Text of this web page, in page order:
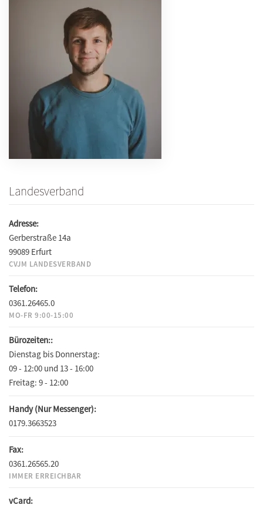
Landesverband
Adresse:
Gerberstraße 14a
99089 Erfurt
CVJM LANDESVERBAND
Telefon:
0361.26465.0
MO-FR 9:00-15:00
Bürozeiten::
Dienstag bis Donnerstag:
09 - 12:00 und 13 - 16:00
Freitag: 9 - 12:00
Handy (Nur Messenger):
0179.3663523
Fax:
0361.26565.20
IMMER ERREICHBAR
vCard: